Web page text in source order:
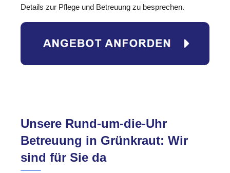
Details zur Pflege und Betreuung zu besprechen.
Unsere Rund-um-die-Uhr
Betreuung in Grünkraut: Wir
sind für Sie da